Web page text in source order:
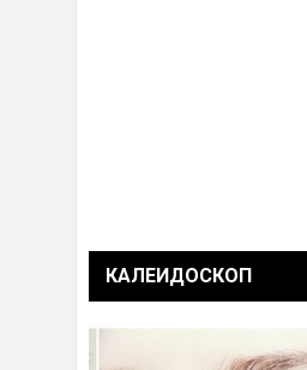
КАЛЕИДОСКОП